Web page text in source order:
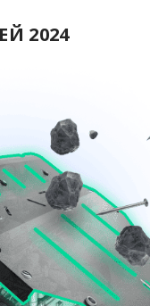
2024